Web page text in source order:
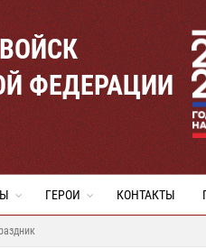
ФЕДЕРАЦИИ
ГЕРОИ КОНТАКТЫ